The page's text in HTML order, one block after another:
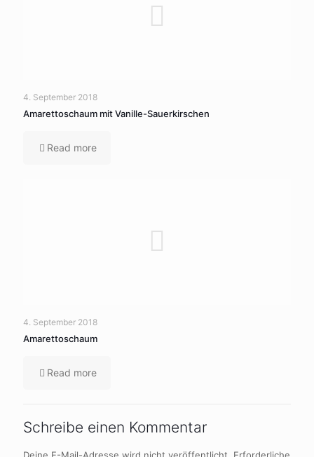
4. September 2018
Amarettoschaum mit Vanille-Sauerkirschen
Read more
4. September 2018
Amarettoschaum
Read more
Schreibe einen Kommentar